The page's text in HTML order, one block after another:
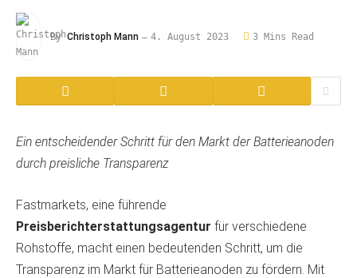
By Christoph Mann 4. August 2023 3 Mins Read
Ein entscheidender Schritt für den Markt der Batterieanoden
durch preisliche Transparenz
Fastmarkets, eine führende
Preisberichterstattungsagentur für verschiedene
Rohstoffe, macht einen bedeutenden Schritt, um die
Transparenz im Markt für Batterieanoden zu fördern. Mit